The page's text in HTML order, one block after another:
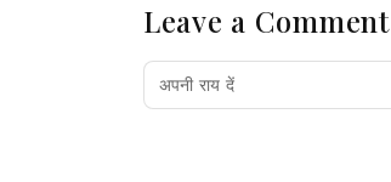
Leave a Comment